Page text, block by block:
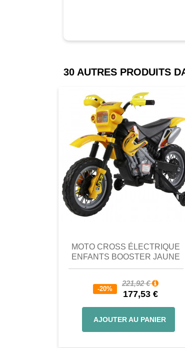
30 AUTRES PRODUITS
MOTO CROSS ÉLECTRIQUE
ENFANTS BOOSTER JAUNE
-20%
221,92 €
177,53 €
AJOUTER AU PANIER